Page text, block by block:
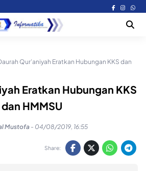
Qur’aniyah Eratkan Hubungan KKS dan
Eratkan Hubungan KKS
dan HMMSU
Mustofa - 04/08/2019, 16:55
Share: